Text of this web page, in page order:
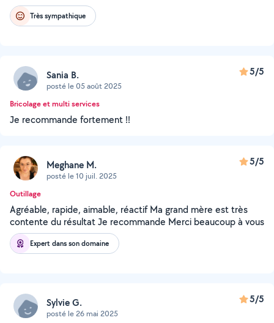
Très sympathique
Sania B.
posté le 05 août 2025
5/5
Bricolage et multi services
Je recommande fortement !!
Meghane M.
posté le 10 juil. 2025
5/5
Outillage
Agréable, rapide, aimable, réactif Ma grand mère est très
contente du résultat Je recommande Merci beaucoup à vous
Expert dans son domaine
Sylvie G.
posté le 26 mai 2025
5/5